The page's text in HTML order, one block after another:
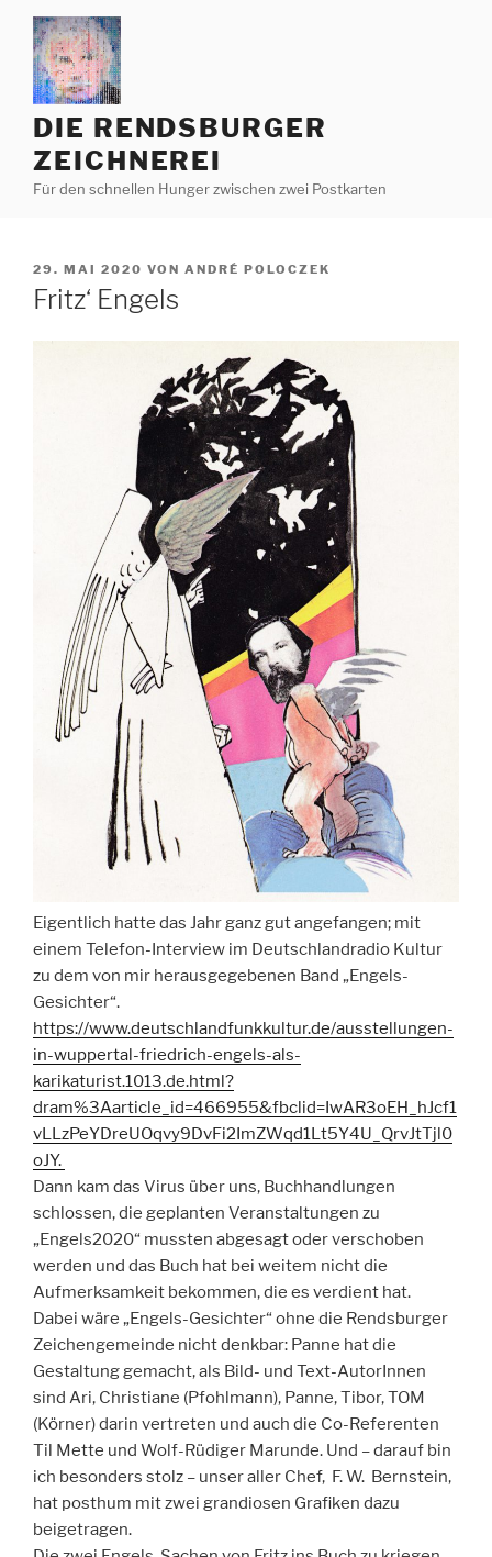
Zum
Inhalt
springen
DIE RENDSBURGER
ZEICHNEREI
Für den schnellen Hunger zwischen zwei Postkarten
VERÖFFENTLICHT
AM
29. MAI 2020 VON ANDRÉ POLOCZEK
Fritz‘ Engels
Eigentlich hatte das Jahr ganz gut angefangen; mit
einem Telefon-Interview im Deutschlandradio Kultur
zu dem von mir herausgegebenen Band „Engels-
Gesichter“.
https://www.deutschlandfunkkultur.de/ausstellungen-
in-wuppertal-friedrich-engels-als-
karikaturist.1013.de.html?
dram%3Aarticle_id=466955&fbclid=IwAR3oEH_hJcf1
vLLzPeYDreUOqvy9DvFi2ImZWqd1Lt5Y4U_QrvJtTjl0
oJY.
Dann kam das Virus über uns, Buchhandlungen
schlossen, die geplanten Veranstaltungen zu
„Engels2020“ mussten abgesagt oder verschoben
werden und das Buch hat bei weitem nicht die
Aufmerksamkeit bekommen, die es verdient hat.
Dabei wäre „Engels-Gesichter“ ohne die Rendsburger
Zeichengemeinde nicht denkbar: Panne hat die
Gestaltung gemacht, als Bild- und Text-AutorInnen
sind Ari, Christiane (Pfohlmann), Panne, Tibor, TOM
(Körner) darin vertreten und auch die Co-Referenten
Til Mette und Wolf-Rüdiger Marunde. Und – darauf bin
ich besonders stolz – unser aller Chef, F. W. Bernstein,
hat posthum mit zwei grandiosen Grafiken dazu
beigetragen.